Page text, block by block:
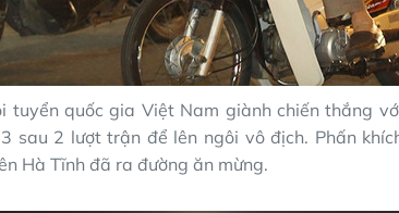
tuyển quốc gia Việt Nam giành chiến thắng
sau 2 lượt trận để lên ngôi vô địch. Phấn
Hà Tĩnh đã ra đường ăn mừng.